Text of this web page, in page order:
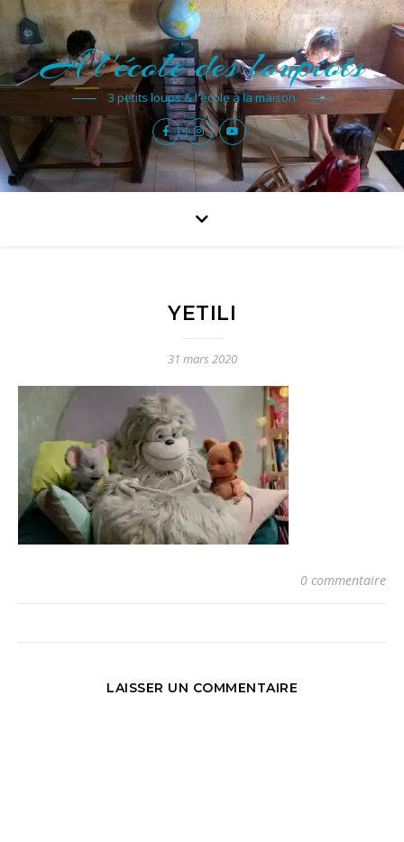
A l'école des loupiots
3 petits loups & l'école à la maison
YETILI
31 mars 2020
0 commentaire
LAISSER UN COMMENTAIRE